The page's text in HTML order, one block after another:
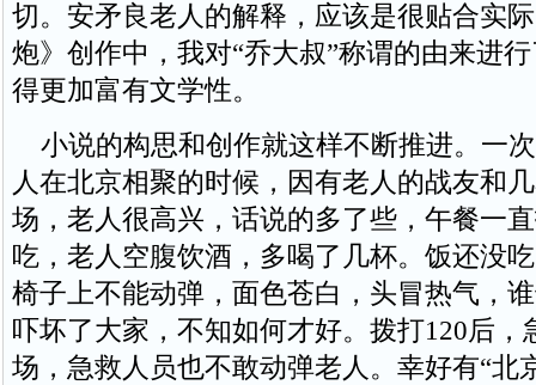
切。安矛良老人的解释，应该是很贴合实
炮》创作中，我对“乔大叔”称谓的由来进
得更加富有文学性。
小说的构思和创作就这样不断推进。一
人在北京相聚的时候，因有老人的战友和
场，老人很高兴，话说的多了些，午餐一
吃，老人空腹饮酒，多喝了几杯。饭还没
椅子上不能动弹，面色苍白，头冒热气，
吓坏了大家，不知如何才好。拨打120后，
场，急救人员也不敢动弹老人。幸好有“北